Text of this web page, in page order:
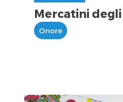
Mercatini
Onore